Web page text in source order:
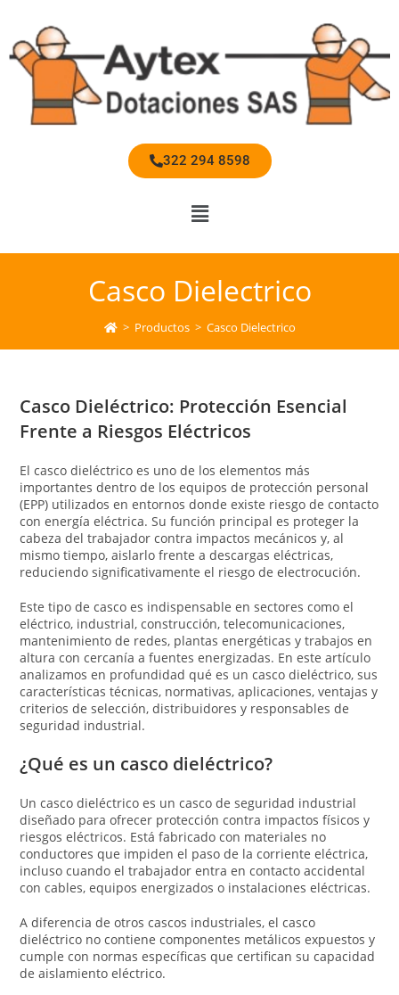
322 294 8598
Casco Dielectrico
> Productos > Casco Dielectrico
Casco Dieléctrico: Protección Esencial
Frente a Riesgos Eléctricos
El casco dieléctrico es uno de los elementos más
importantes dentro de los equipos de protección personal
(EPP) utilizados en entornos donde existe riesgo de contacto
con energía eléctrica. Su función principal es proteger la
cabeza del trabajador contra impactos mecánicos y, al
mismo tiempo, aislarlo frente a descargas eléctricas,
reduciendo significativamente el riesgo de electrocución.
Este tipo de casco es indispensable en sectores como el
eléctrico, industrial, construcción, telecomunicaciones,
mantenimiento de redes, plantas energéticas y trabajos en
altura con cercanía a fuentes energizadas. En este artículo
analizamos en profundidad qué es un casco dieléctrico, sus
características técnicas, normativas, aplicaciones, ventajas y
criterios de selección, distribuidores y responsables de
seguridad industrial.
¿Qué es un casco dieléctrico?
Un casco dieléctrico es un casco de seguridad industrial
diseñado para ofrecer protección contra impactos físicos y
riesgos eléctricos. Está fabricado con materiales no
conductores que impiden el paso de la corriente eléctrica,
incluso cuando el trabajador entra en contacto accidental
con cables, equipos energizados o instalaciones eléctricas.
A diferencia de otros cascos industriales, el casco
dieléctrico no contiene componentes metálicos expuestos y
cumple con normas específicas que certifican su capacidad
de aislamiento eléctrico.